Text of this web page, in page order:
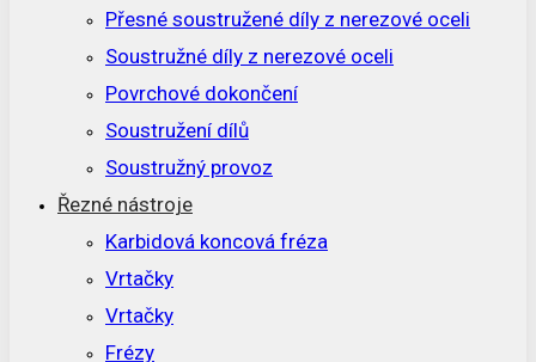
Přesné soustružené díly z nerezové oceli
Soustružné díly z nerezové oceli
Povrchové dokončení
Soustružení dílů
Soustružný provoz
Řezné nástroje
Karbidová koncová fréza
Vrtačky
Vrtačky
Frézy